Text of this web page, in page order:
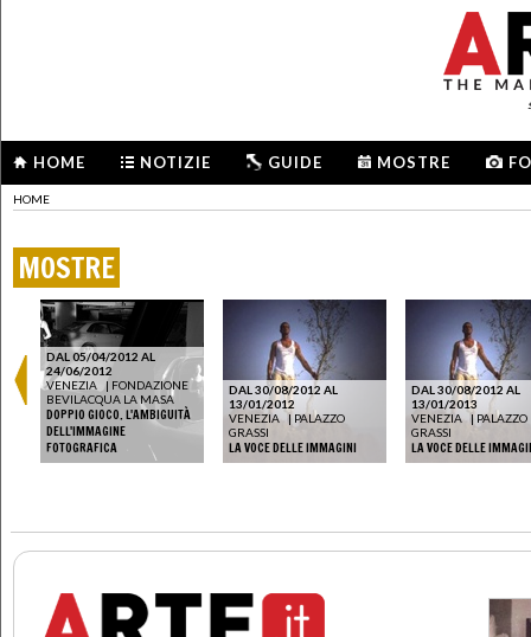
HOME NOTIZIE GUIDE MOSTRE
HOME
MOSTRE
DAL 05/04/2012 AL
24/06/2012
VENEZIA | FONDAZIONE
BEVILACQUA LA MASA
DOPPIO GIOCO. L'AMBIGUITÀ
DELL'IMMAGINE
FOTOGRAFICA
DAL 30/08/2012 AL
13/01/2012
VENEZIA
| PALAZZO
GRASSI
LA VOCE DELLE IMMAGINI
DAL 30/08/2012 AL
13/01/2013
VENEZIA
| PALAZZO
GRASSI
LA VOCE DELLE